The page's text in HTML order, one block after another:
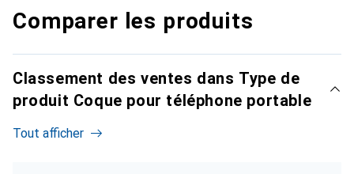
Comparer les produits
Classement des ventes dans Type de
produit Coque pour téléphone portable
Tout afficher